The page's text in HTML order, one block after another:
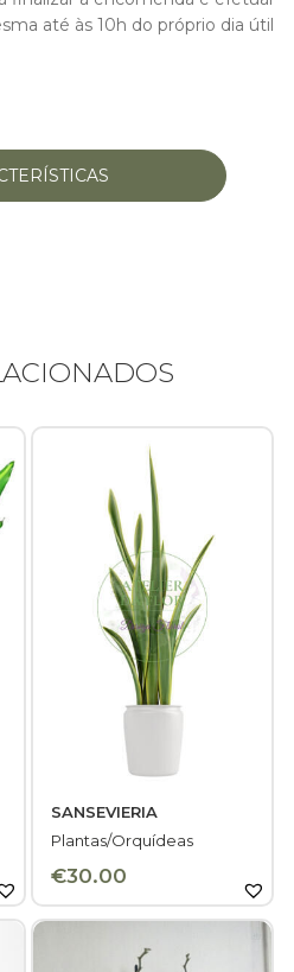
Florais
Florais
até às 10h do próprio dia útil
SANSEVIERIA
Plantas/Orquídeas
€30.00